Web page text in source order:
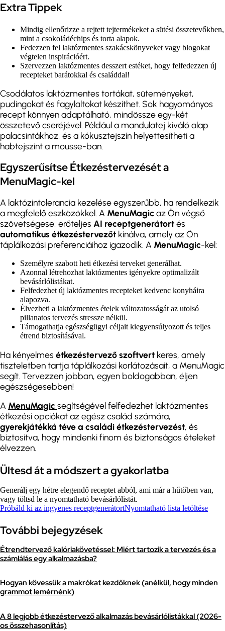
Extra Tippek
Mindig ellenőrizze a rejtett tejtermékeket a sütési összetevőkben,
mint a csokoládéchips és torta alapok.
Fedezzen fel laktózmentes szakácskönyveket vagy blogokat
végtelen inspirációért.
Szervezzen laktózmentes desszert estéket, hogy felfedezzen új
recepteket barátokkal és családdal!
Csodálatos laktózmentes tortákat, süteményeket,
pudingokat és fagylaltokat készíthet. Sok hagyományos
recept könnyen adaptálható, mindössze egy-két
összetevő cseréjével. Például a mandulatej kiváló alap
palacsintákhoz, és a kókusztejszín helyettesítheti a
habtejszínt a mousse-ban.
Egyszerűsítse Étkezéstervezését a
MenuMagic-kel
A laktózintolerancia kezelése egyszerűbb, ha rendelkezik
a megfelelő eszközökkel. A MenuMagicaz Ön végső
szövetségese, erőteljes AI receptgenerátortés
automatikus étkezéstervezőt kínálva, amely az Ön
táplálkozási preferenciáihoz igazodik. A MenuMagic-kel:
Személyre szabott heti étkezési terveket generálhat.
Azonnal létrehozhat laktózmentes igényekre optimalizált
bevásárlólistákat.
Felfedezhet új laktózmentes recepteket kedvenc konyháira
alapozva.
Élvezheti a laktózmentes ételek változatosságát az utolsó
pillanatos tervezés stressze nélkül.
Támogathatja egészségügyi céljait kiegyensúlyozott és teljes
étrend biztosításával.
Ha kényelmes étkezéstervező szoftvert keres, amely
tiszteletben tartja táplálkozási korlátozásait, a MenuMagic
segít. Tervezzen jobban, egyen boldogabban, éljen
egészségesebben!
A MenuMagicsegítségével felfedezhet laktózmentes
étkezési opciókat az egész család számára,
gyerekjátékká téve a családi étkezéstervezést, és
biztosítva, hogy mindenki finom és biztonságos ételeket
élvezzen.
Ültesd át a módszert a gyakorlatba
Generálj egy hétre elegendő receptet abból, ami már a hűtőben van,
vagy töltsd le a nyomtatható bevásárlólistát.
Próbáld ki az ingyenes receptgenerátortNyomtatható lista letöltése
További bejegyzések
Étrendtervező kalóriakövetéssel: Miért tartozik a tervezés és a
számlálás egy alkalmazásba?
Hogyan kövessük a makrókat kezdőknek (anélkül, hogy minden
grammot lemérnénk)
A 8 legjobb étkezéstervező alkalmazás bevásárlólistákkal (2026-
os összehasonlítás)